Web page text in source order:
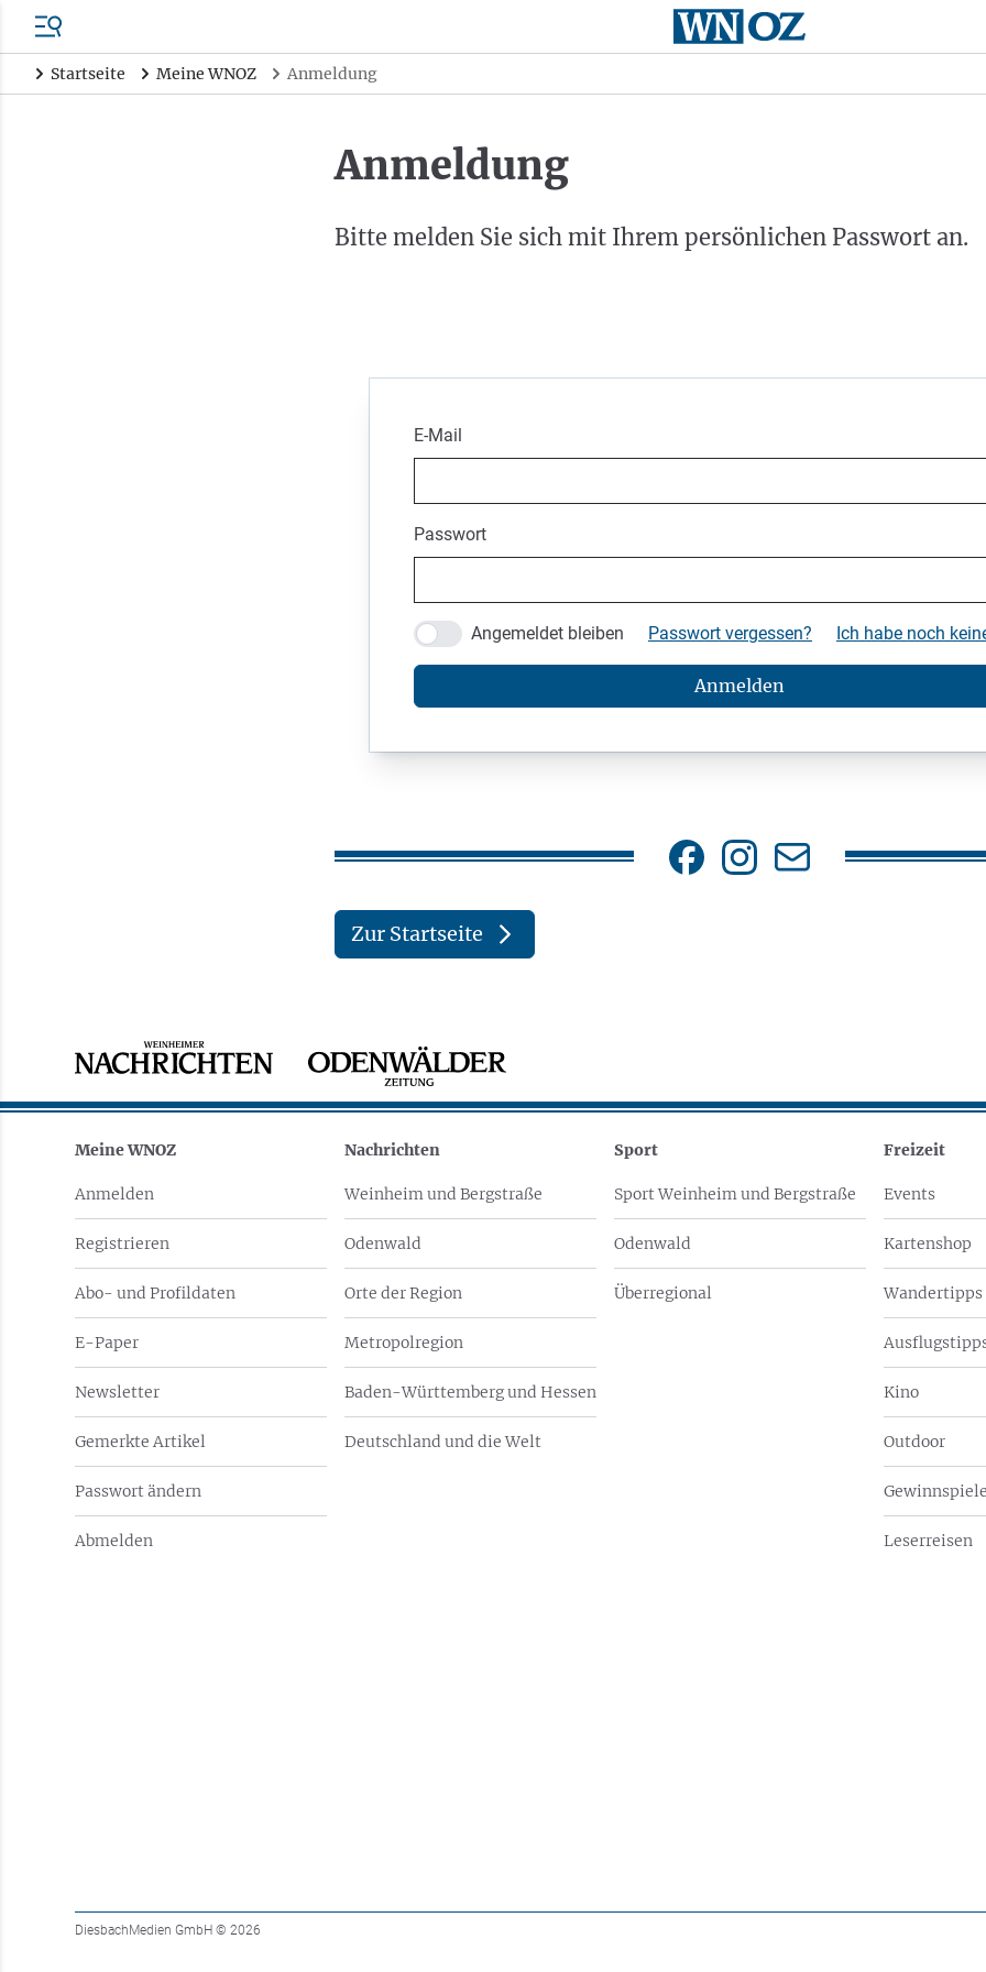
Startseite Meine WNOZ Anmeldung
Anmeldung
Bitte melden Sie sich mit Ihrem persönlichen Passwort an.
E-Mail
Passwort
Angemeldet bleiben Passwort vergessen? Ich habe noch
Anmelden
Zur Startseite
Meine WNOZ
Anmelden
Registrieren
Abo- und Profildaten
E-Paper
Newsletter
Gemerkte Artikel
Passwort ändern
Abmelden
Nachrichten
Weinheim und Bergstraße
Odenwald
Orte der Region
Metropolregion
Baden-Württemberg und Hessen
Deutschland und die Welt
Sport
Sport Weinheim und Bergstraße
Odenwald
Überregional
Freizeit
Events
Kartenshop
Wandertipps
Kino
Outdoor
Gewinnspiele
Leserreisen
DiesbachMedien GmbH © 2026